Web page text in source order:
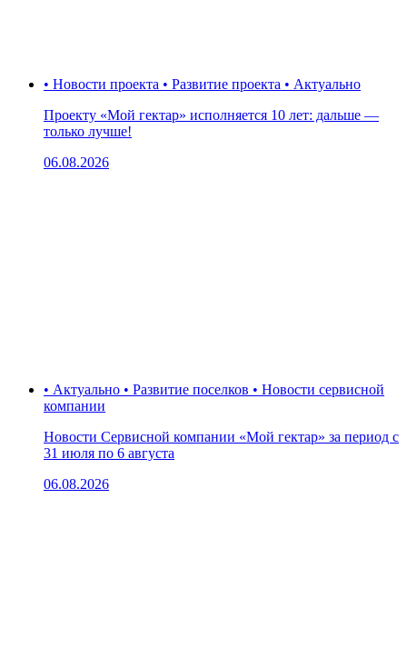
• Новости проекта • Развитие проекта • Актуально
Проекту «Мой гектар» исполняется 10 лет: дальше —
только лучше!
06.08.2026
• Актуально • Развитие поселков • Новости сервисной
компании
Новости Сервисной компании «Мой гектар» за период с
31 июля по 6 августа
06.08.2026